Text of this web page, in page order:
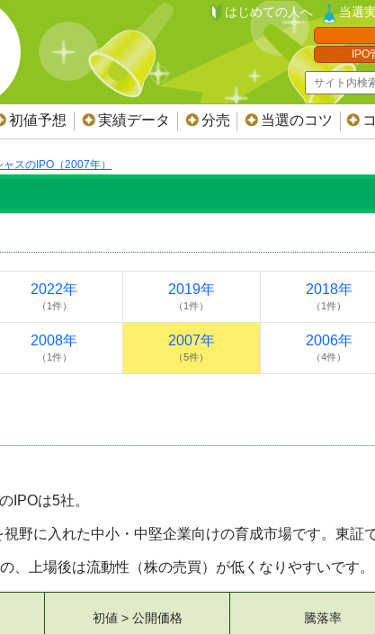
はじめての人へ 当選
初値予想 実績データ 分売 当選のコツ
スのIPO（2007年）
2022年
（1件）
2019年
（1件）
2018年
（1件）
2008年
（1件）
2007年
（5件）
2006年
（4件）
IPOは5社。
野に入れた中小・中堅企業向けの育成市場です。東証
、上場後は流動性（株の売買）が低くなりやすいです。
初値 > 公開価格 騰落率